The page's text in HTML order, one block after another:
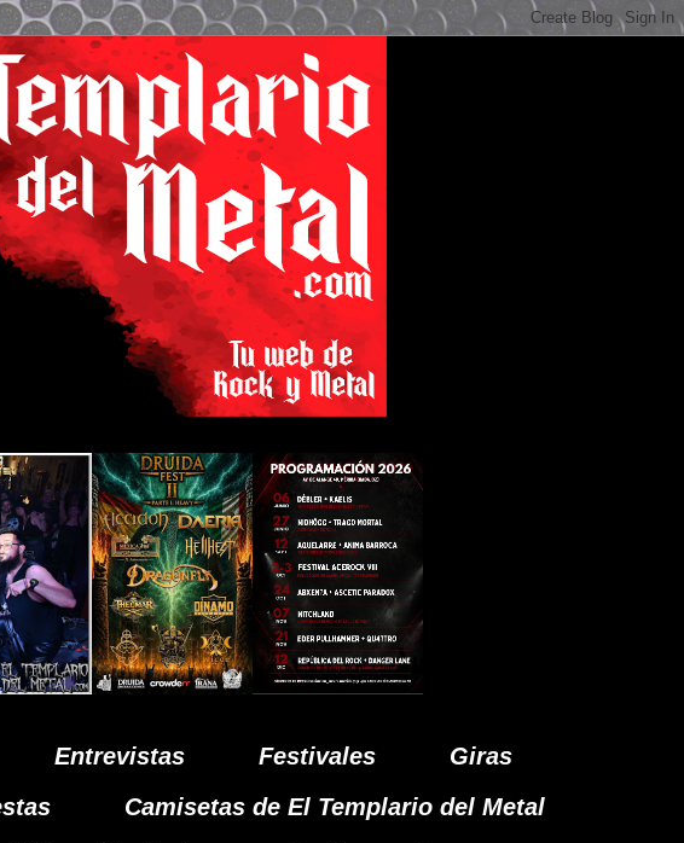
Entrevistas Festivales
Giras
Camisetas de El Templario del Metal